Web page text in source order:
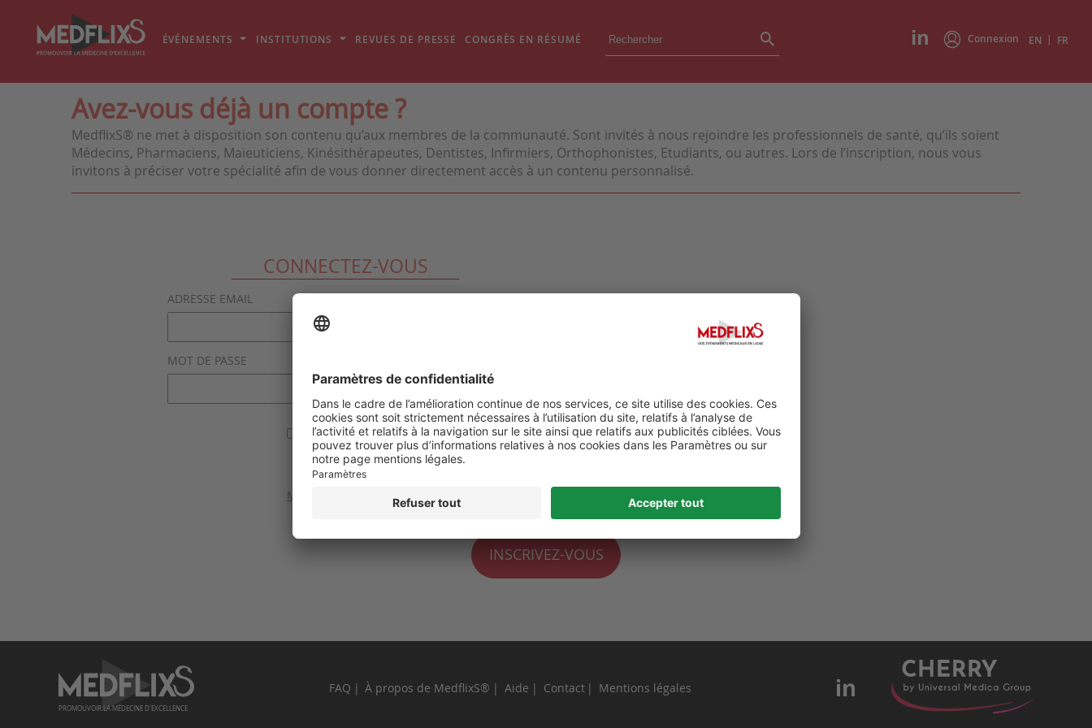
Connexion EN | FR
ÉVÉNEMENTS INSTITUTIONS REVUES DE PRESSE CONGRÈS EN RÉSUMÉ
Avez-vous déjà un compte ?
MedflixS® ne met à disposition son contenu qu’aux membres de la communauté. Sont invités à nous rejoindre les professionnels de santé, qu’ils soient
Médecins, Pharmaciens, Maïeuticiens, Kinésithérapeutes, Dentistes, Infirmiers, Orthophonistes, Etudiants, ou autres. Lors de l’inscription, nous vous
invitons à préciser votre spécialité afin de vous donner directement accès à un contenu personnalisé.
CONNECTEZ-VOUS
ADRESSE EMAIL
MOT DE PASSE
Se souvenir de moi
Valider
Mot de passe perdu ?
INSCRIVEZ-VOUS
PROMOUVOIR LA MÉDECINE D'EXCELLENCE
FAQ À propos de MedflixS® Aide Contact Mentions légales